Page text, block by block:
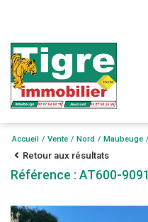
Accueil Vente Nord Maubeuge
Retour aux résultats
Référence : AT600-9091